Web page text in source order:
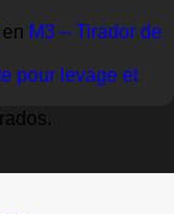
en M3 – Tirador de